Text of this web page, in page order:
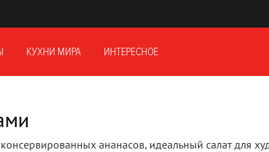
КУХНИ МИРА ИНТЕРЕСНОЕ
ананасов, идеальный салат для